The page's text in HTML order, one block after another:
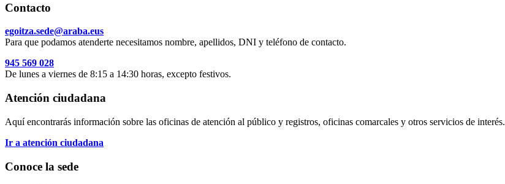
Contacto
egoitza.sede@araba.eus
Para que podamos atenderte necesitamos nombre, apellidos, DNI y teléfono de contacto.
945 569 028
De lunes a viernes de 8:15 a 14:30 horas, excepto festivos.
Atención ciudadana
Aquí encontrarás información sobre las oficinas de atención al público y registros, oficinas comarcales y otros servicios de interés.
Ir a atención ciudadana
Conoce la sede